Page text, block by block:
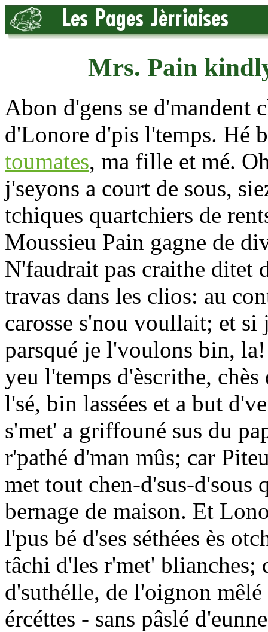
Mrs. Pain
Abon d'gens se d'mandent
d'Lonore d'pis l'temps. Hé
toumates, ma fille et mé.
j'seyons a court de sous,
tchiques quartchiers de
Moussieu Pain gagne de
N'faudrait pas craithe ditet
travas dans les clios: au
carosse s'nou voullait; et si
parsqué je l'voulons bin,
yeu l'temps d'èscrithe,
l'sé, bin lassées et a but
s'met' a griffouné sus du
r'pathé d'man mûs; car
met tout chen-d'sus-d'sous
bernage de maison. Et
l'pus bé d'ses séthées ès
tâchi d'les r'met' blianches;
d'suthélle, de l'oignon
ércéttes - sans pâslé